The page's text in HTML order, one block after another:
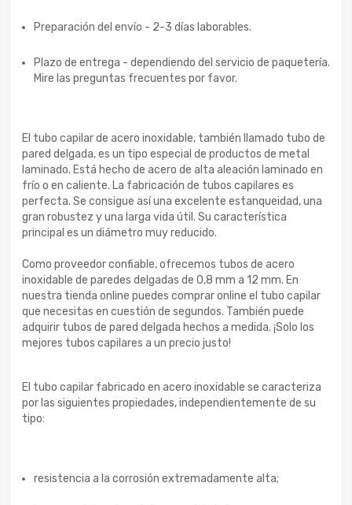
Preparación del envío - 2-3 días laborables.
Plazo de entrega - dependiendo del servicio de paquetería.
Mire las preguntas frecuentes por favor.
El tubo capilar de acero inoxidable, también llamado tubo de
pared delgada, es un tipo especial de productos de metal
laminado. Está hecho de acero de alta aleación laminado en
frío o en caliente. La fabricación de tubos capilares es
perfecta. Se consigue así una excelente estanqueidad, una
gran robustez y una larga vida útil. Su característica
principal es un diámetro muy reducido.
Como proveedor confiable, ofrecemos tubos de acero
inoxidable de paredes delgadas de 0,8 mm a 12 mm. En
nuestra tienda online puedes comprar online el tubo capilar
que necesitas en cuestión de segundos. También puede
adquirir tubos de pared delgada hechos a medida. ¡Solo los
mejores tubos capilares a un precio justo!
El tubo capilar fabricado en acero inoxidable se caracteriza
por las siguientes propiedades, independientemente de su
tipo:
resistencia a la corrosión extremadamente alta;